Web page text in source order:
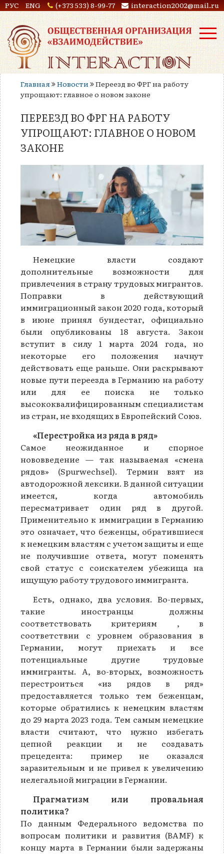
РУС ENG (+373 533) 8-99-77 interaction2002@mail.ru
Главная Новости
Переезд во ФРГ на работу
упрощают: главное о новом законе
ПЕРЕЕЗД ВО ФРГ НА РАБОТУ
УПРОЩАЮТ: ГЛАВНОЕ О НОВОМ
ЗАКОНЕ
Немецкие власти создают
дополнительные возможности для
привлечения в страну трудовых мигрантов.
Поправки в действующий
иммиграционный закон 2020 года, который
в июне принял бундестаг, официально
были опубликованы 18 августа. Закон
вступит в силу 1 марта 2024 года, но
некоторые его положения начнут
действовать еще раньше. Они раскрывают
новые пути переезда в Германию на работу
или для ее поиска не только
высококвалифицированным специалистам
из стран, не входящих в Европейский Союз.
«Перестройка из ряда в ряд»
Самое неожиданное и спорное
нововведение — так называемая «смена
рядов» (Spurwechsel). Термин взят из
автодорожной лексики. В данной ситуации
имеется, когда автомобиль
пересматривает один ряд в другой.
Применительно к иммиграции в Германию
это означает, что беженцы, обратившиеся
к немецким властям с учетом защиты и еще
не получившие ответа, могут поменять
свой статус с соискателем убежища на
ищущую работу трудового иммигранта.
Есть, однако, два условия. Во-первых,
такие иностранцы должны
соответствовать критериям , в
соответствии с уровнем образования в
Германии, могут приехать и все
потенциальные другие трудовые
иммигранты. А, во-вторых, возможность
перестроиться «из рядов в ряд»
предоставляется только тем беженцам,
которые обратились к немецким властям
до 29 марта 2023 года. Тем самым немецкие
власти считают, что нужно избегать
цепной реакции и не создавать
прецедента: пример не оказался
заразительным и не привел к увеличению
нелегальной миграции в Германии.
Прагматизм или провальная
политика?
По данным Федерального ведомства по
вопросам политики и развития (BAMF) к
концу марта в Германии были задержаны